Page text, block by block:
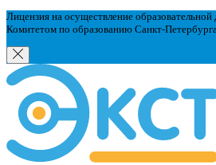
Лицензия на осуществление образовательной
Комитетом по образованию Санкт-